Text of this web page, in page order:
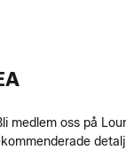
oss på